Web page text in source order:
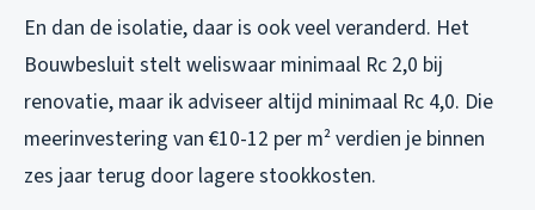
En dan de isolatie, daar is ook veel veranderd. Het
Bouwbesluit stelt weliswaar minimaal Rc 2,0 bij
renovatie, maar ik adviseer altijd minimaal Rc 4,0. Die
meerinvestering van €10-12 per m² verdien je binnen
zes jaar terug door lagere stookkosten.